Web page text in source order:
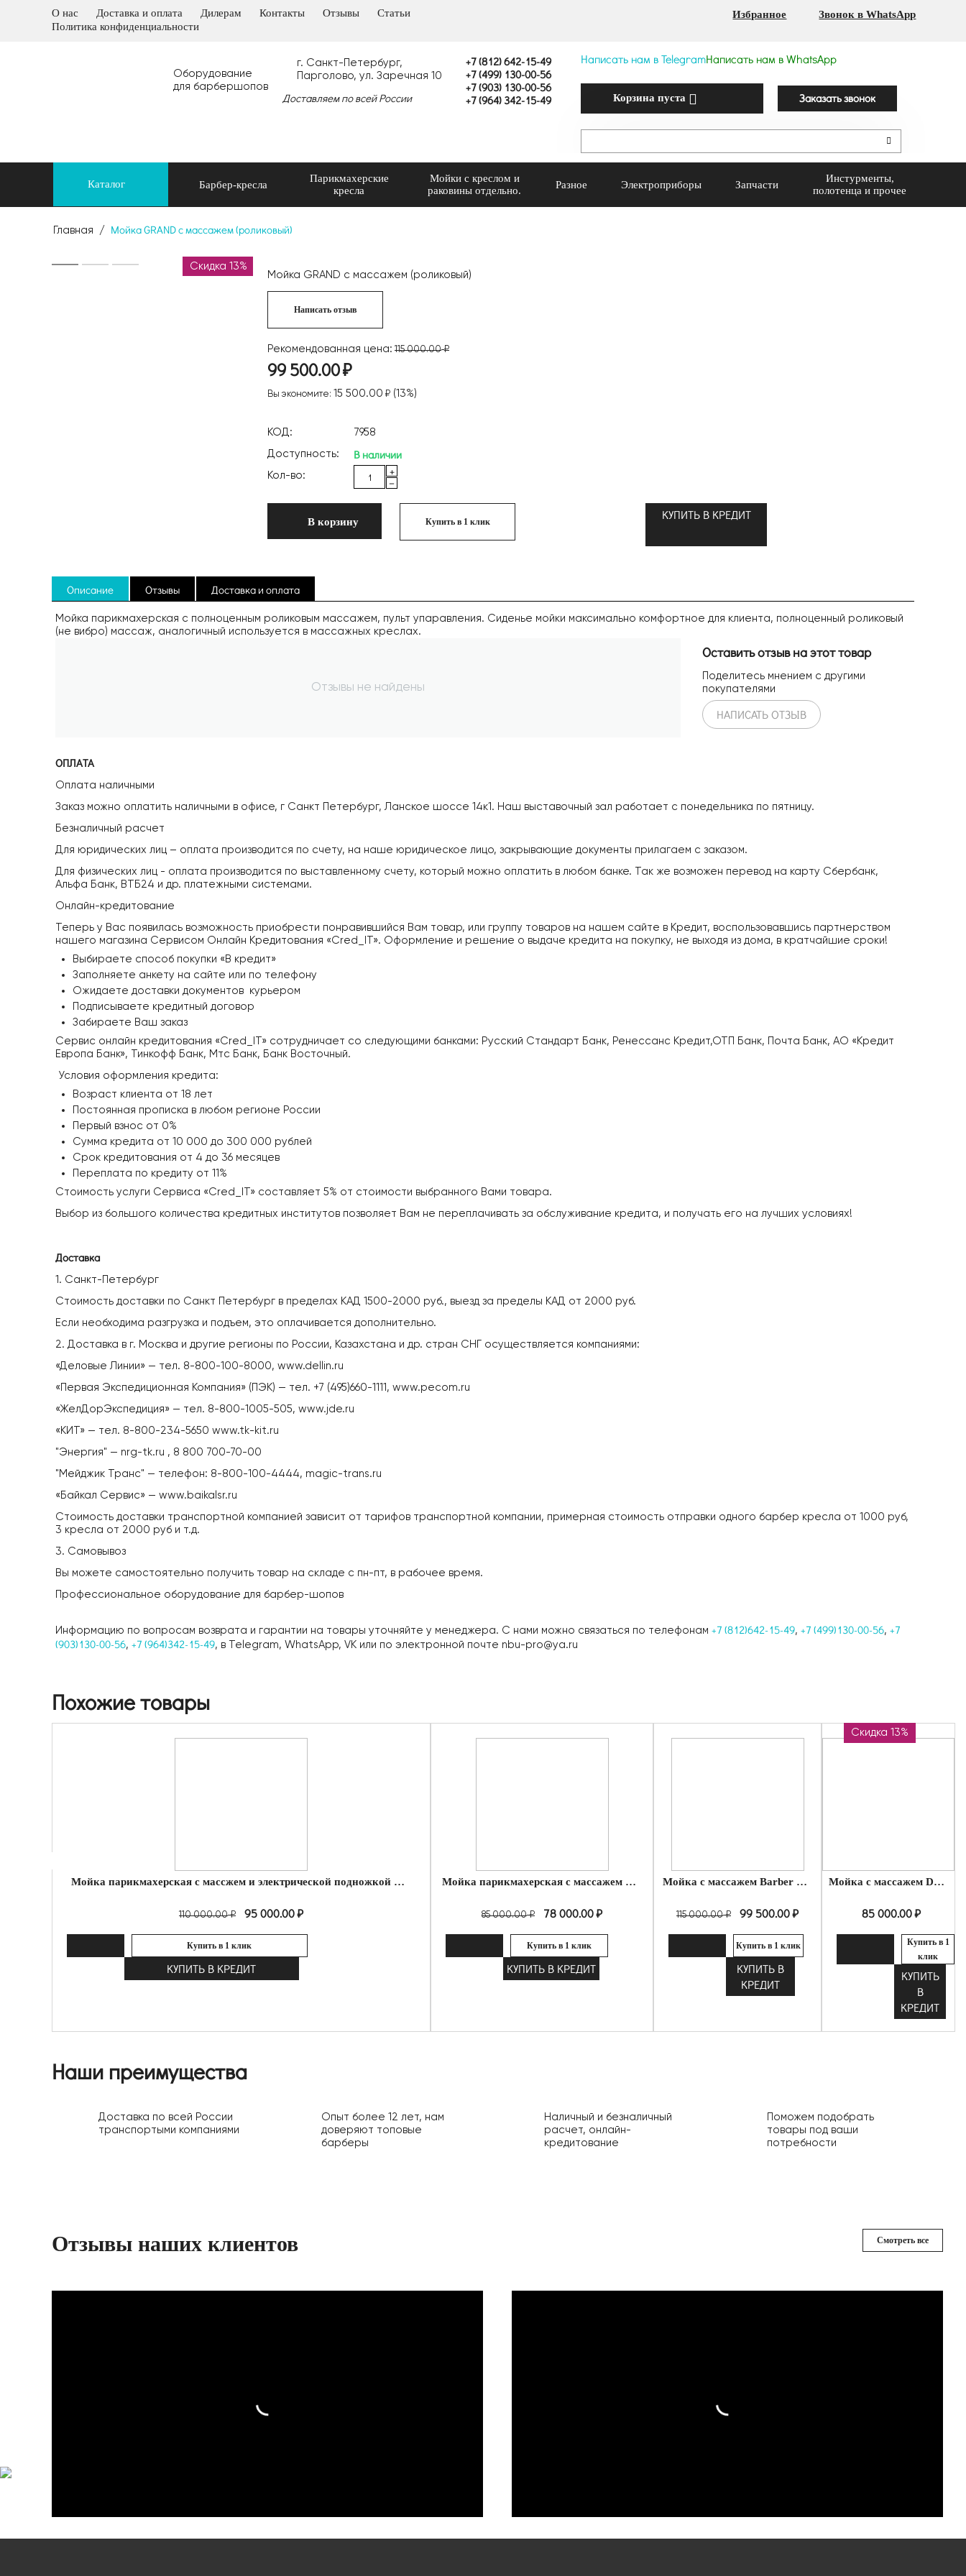
О нас Доставка и оплата Дилерам Контакты Отзывы
Статьи
Политика конфиденциальности
Избранное Звонок в WhatsApp
Оборудование
для барбершопов
г. Санкт-Петербург,
Парголово, ул. Заречная 10
Доставляем по всей России
+7 (812) 642-15-49
+7 (499) 130-00-56
+7 (903) 130-00-56
+7 (964) 342-15-49
Написать нам в TelegramНаписать нам в WhatsApp
Корзина пуста Заказать звонок
Каталог Барбер-кресла
Парикмахерские
кресла
Мойки с креслом и
раковины отдельно.
Разное Электроприборы Запчасти
Инстурменты,
полотенца и прочее
Главная / Мойка GRAND с массажем (роликовый)
Скидка 13%
Мойка GRAND с массажем (роликовый)
Написать отзыв
Рекомендованная цена: 115 000.00 ₽
99 500.00₽
Вы экономите: 15 500.00 ₽ (13%)
КОД:
7958
Доступность:
В наличии
Кол-во:
+
−
В корзину Купить в 1 клик КУПИТЬ В КРЕДИТ
Описание Отзывы Доставка и оплата
Мойка парикмахерская с полноценным роликовым массажем, пульт упаравления. Сиденье мойки максимально комфортное для клиента, полноценный роликовый
(не вибро) массаж, аналогичный используется в массажных креслах.
Отзывы не найдены
Оставить отзыв на этот товар
Поделитесь мнением с другими
покупателями
НАПИСАТЬ ОТЗЫВ
ОПЛАТА
Оплата наличными
Заказ можно оплатить наличными в офисе, г Санкт Петербург, Ланское шоссе 14к1. Наш выставочный зал работает с понедельника по пятницу.
Безналичный расчет
Для юридических лиц – оплата производится по счету, на наше юридическое лицо, закрывающие документы прилагаем с заказом.
Для физических лиц - оплата производится по выставленному счету, который можно оплатить в любом банке. Так же возможен перевод на карту Сбербанк,
Альфа Банк, ВТБ24 и др. платежными системами.
Онлайн-кредитование
Теперь у Вас появилась возможность приобрести понравившийся Вам товар, или группу товаров на нашем сайте в Кредит, воспользовавшись партнерством
нашего магазина Сервисом Онлайн Кредитования «Cred_IТ». Оформление и решение о выдаче кредита на покупку, не выходя из дома, в кратчайшие сроки!
Выбираете способ покупки «В кредит»
Заполняете анкету на сайте или по телефону
Ожидаете доставки документов курьером
Подписываете кредитный договор
Забираете Ваш заказ
Сервис онлайн кредитования «Cred_IT» сотрудничает со следующими банками: Русский Стандарт Банк, Ренессанс Кредит,ОТП Банк, Почта Банк, АО «Кредит
Европа Банк», Тинкофф Банк, Мтс Банк, Банк Восточный.
Условия оформления кредита:
Возраст клиента от 18 лет
Постоянная прописка в любом регионе России
Первый взнос от 0%
Сумма кредита от 10 000 до 300 000 рублей
Срок кредитования от 4 до 36 месяцев
Переплата по кредиту от 11%
Стоимость услуги Сервиса «Cred_IT» составляет 5% от стоимости выбранного Вами товара.
Выбор из большого количества кредитных институтов позволяет Вам не переплачивать за обслуживание кредита, и получать его на лучших условиях!
Доставка
1. Санкт-Петербург
Стоимость доставки по Санкт Петербург в пределах КАД 1500-2000 руб., выезд за пределы КАД от 2000 руб.
Если необходима разгрузка и подъем, это оплачивается дополнительно.
2. Доставка в г. Москва и другие регионы по России, Казахстана и др. стран СНГ осуществляется компаниями:
«Деловые Линии» — тел. 8-800-100-8000, www.dellin.ru
«Первая Экспедиционная Компания» (ПЭК) — тел. +7 (495)660-1111, www.pecom.ru
«ЖелДорЭкспедиция» — тел. 8-800-1005-505, www.jde.ru
«КИТ» — тел. 8-800-234-5650 www.tk-kit.ru
"Энергия" — nrg-tk.ru , 8 800 700-70-00
"Мейджик Транс" — телефон: 8-800-100-4444, magic-trans.ru
«Байкал Сервис» — www.baikalsr.ru
Стоимость доставки транспортной компанией зависит от тарифов транспортной компании, примерная стоимость отправки одного барбер кресла от 1000 руб,
3 кресла от 2000 руб и т.д.
3. Самовывоз
Вы можете самостоятельно получить товар на складе с пн-пт, в рабочее время.
Профессиональное оборудование для барбер-шопов
Информацию по вопросам возврата и гарантии на товары уточняйте у менеджера. С нами можно связаться по телефонам +7 (812)642-15-49, +7 (499)130-00-56, +7
(903)130-00-56, +7 (964)342-15-49, в Telegram, WhatsApp, VK или по электронной почте nbu-pro@ya.ru
Похожие товары
Скидка 14%
Мойка парикмахерская c массжем и электрической подножкой BXS/TANK
110 000.00 ₽ 95 000.00₽
Купить в 1 клик
КУПИТЬ В КРЕДИТ
Скидка 8%
Мойка парикмахерская с массажем RELAX
85 000.00 ₽ 78 000.00₽
Купить в 1 клик
КУПИТЬ В КРЕДИТ
Скидка 13%
Мойка с массажем Barber Dream
115 000.00 ₽ 99 500.00₽
Купить в 1 клик
КУПИТЬ В
КРЕДИТ
Мойка с массажем DIRect
85 000.00₽
Купить в 1
клик
КУПИТЬ
В
КРЕДИТ
Наши преимущества
Доставка по всей России
транспортыми компаниями
Опыт более 12 лет, нам
доверяют топовые
барберы
Наличный и безналичный
расчет, онлайн-
кредитование
Поможем подобрать
товары под ваши
потребности
Отзывы наших клиентов Смотреть все